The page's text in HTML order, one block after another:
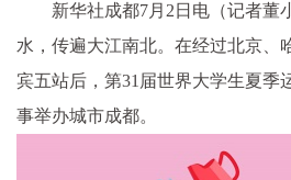
新华社成都7月2日电（记者董
水，传遍大江南北。在经过北京、
宾五站后，第31届世界大学生夏季
事举办城市成都。